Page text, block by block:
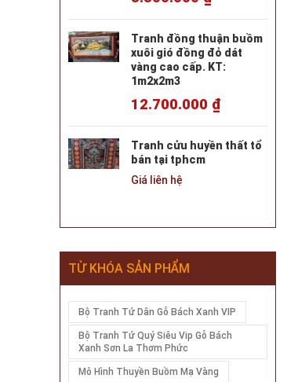
Tranh đồng thuận buồm
xuôi gió đồng đỏ dát
vàng cao cấp. KT:
1m2x2m3
12.700.000 ₫
Tranh cửu huyền thất tổ
bán tại tphcm
Giá liên hệ
TỪ KHÓA SẢN PHẨM
Bộ Tranh Tứ Dân Gỗ Bách Xanh VIP
Bộ Tranh Tứ Quý Siêu Vip Gỗ Bách
Xanh Sơn La Thơm Phức
Mô Hình Thuyền Buồm Mạ Vàng